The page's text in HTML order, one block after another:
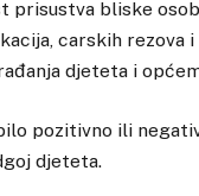
prisustva bliske
carskih
djeteta i
pozitivno ili
djeteta.